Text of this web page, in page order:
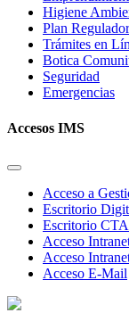
Higiene
Plan Regulador
Trámites en
Botica
Seguridad
Emergencias
Accesos IMS
Acceso a
Escritorio
Escritorio CTA
Acceso
Acceso
Acceso E-Mail